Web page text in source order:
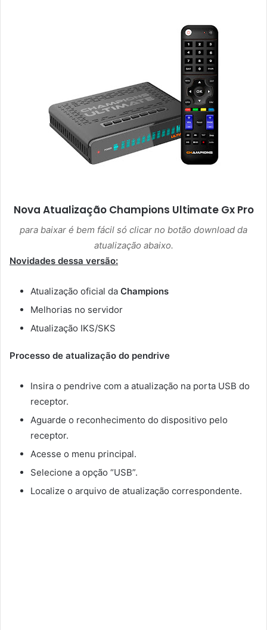
l
Nova Atualização Champions Ultimate Gx Pro
para baixar é bem fácil só clicar no botão download da
atualização abaixo.
Novidades dessa versão:
Atualização oficial da Champions
Melhorias no servidor
Atualização IKS/SKS
Processo de atualização do pendrive
Insira o pendrive com a atualização na porta USB do
receptor.
Aguarde o reconhecimento do dispositivo pelo
receptor.
Acesse o menu principal.
Selecione a opção “USB”.
Localize o arquivo de atualização correspondente.